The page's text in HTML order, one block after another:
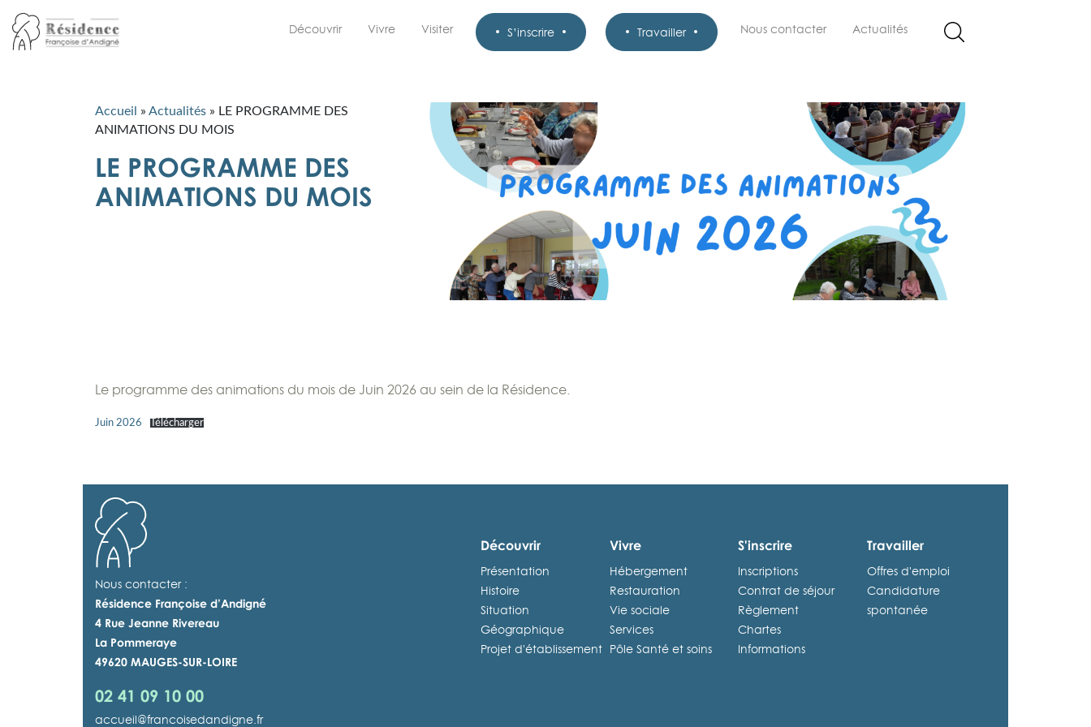
Découvrir Vivre Visiter S’inscrire Travailler Nous contacter Actualités
Accueil » Actualités » LE PROGRAMME DES
ANIMATIONS DU MOIS
LE PROGRAMME DES
ANIMATIONS DU MOIS
Le programme des animations du mois de Juin 2026 au sein de la Résidence.
Juin 2026 Télécharger
Nous contacter :
Résidence Françoise d’Andigné
4 Rue Jeanne Rivereau
La Pommeraye
49620 MAUGES-SUR-LOIRE
02 41 09 10 00
accueil@francoisedandigne.fr
Découvrir
Présentation
Histoire
Situation
Géographique
Projet d'établissement
Vivre
Hébergement
Restauration
Vie sociale
Services
Pôle Santé et soins
S'inscrire
Inscriptions
Contrat de séjour
Règlement
Chartes
Informations
Travailler
Offres d'emploi
Candidature
spontanée